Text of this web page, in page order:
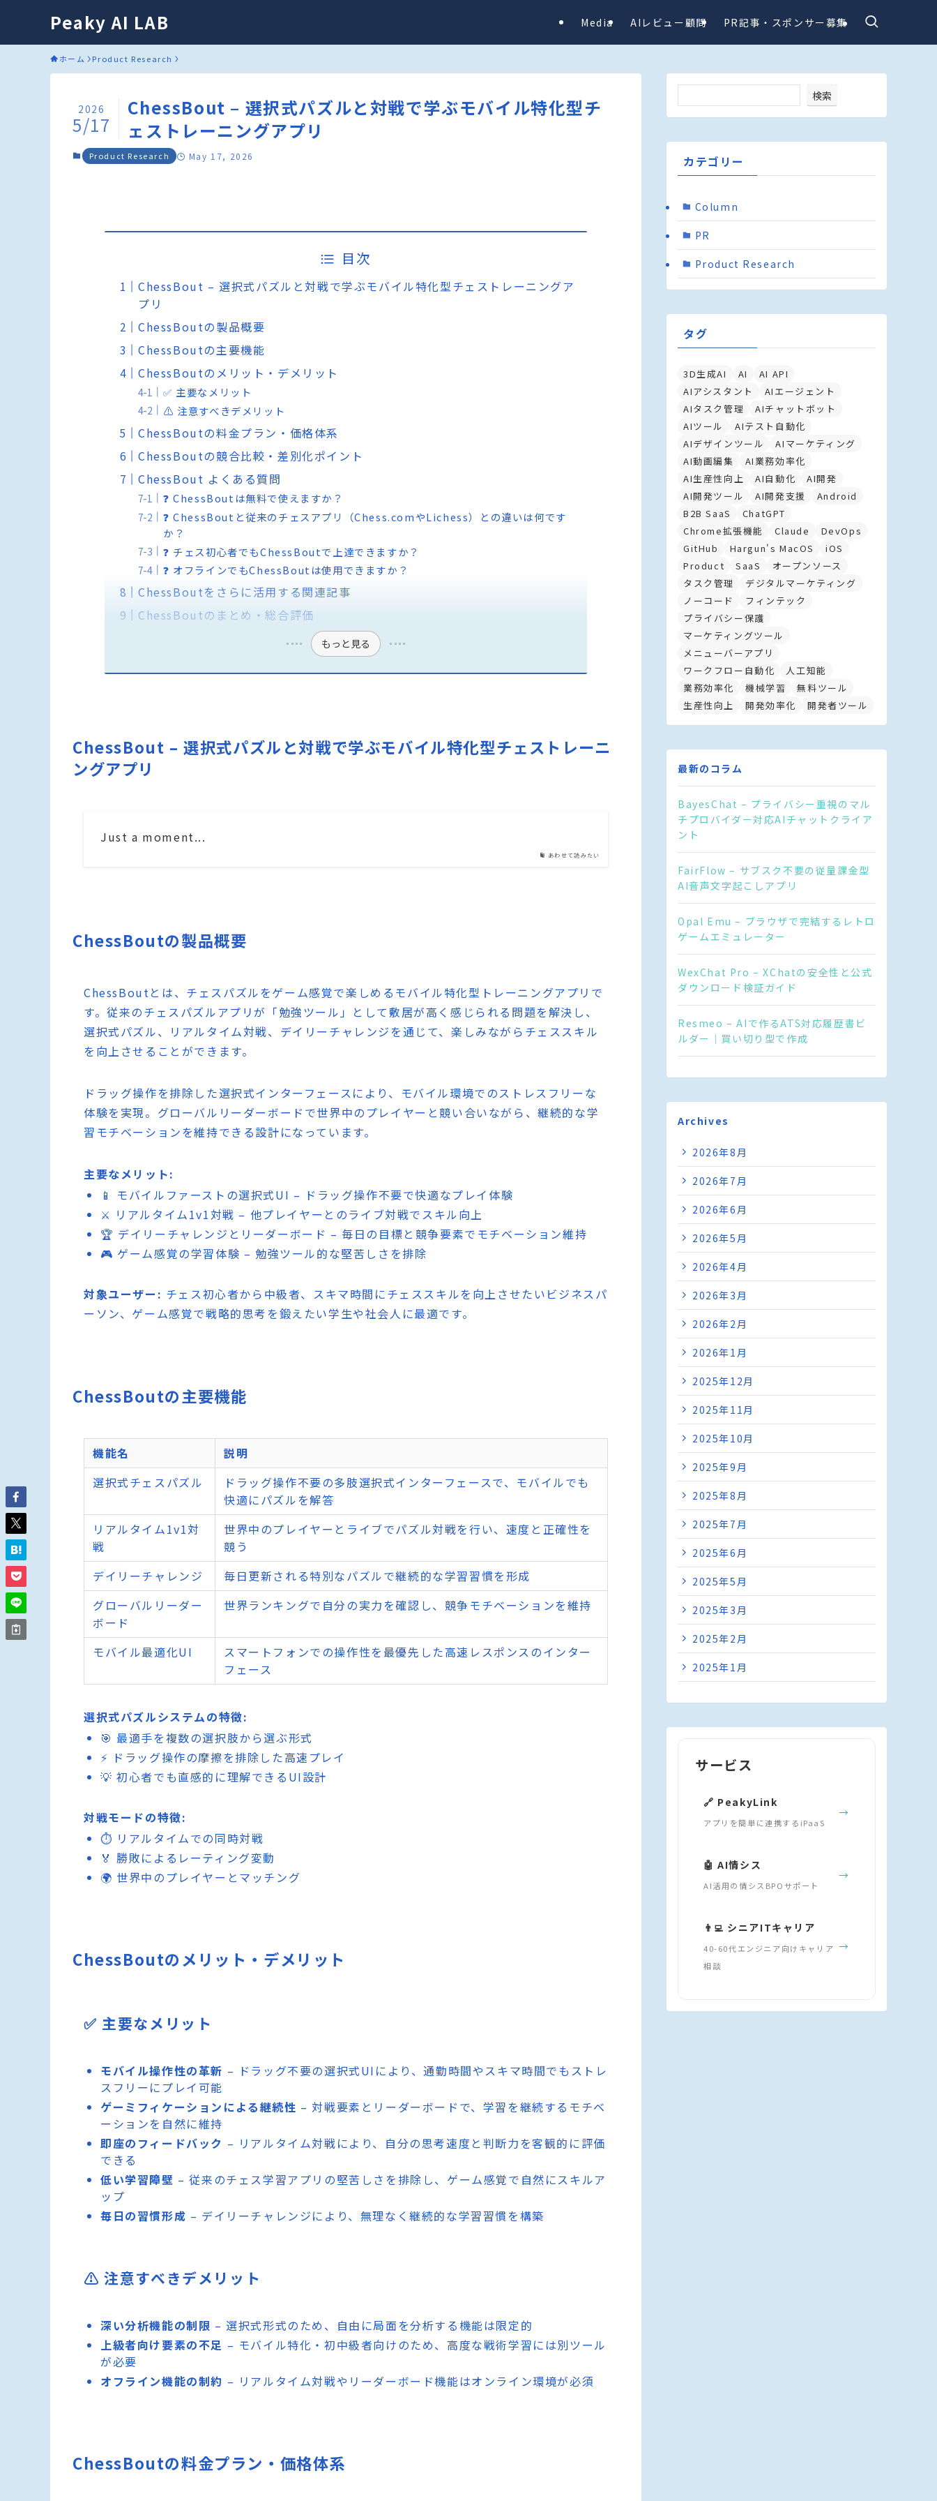
Peaky AI LAB Media AIレビュー顧問 PR記事・スポンサー募集
ホーム Product Research
ChessBout – 選択式パズルと対戦で学ぶモバイル特化型チ
ェストレーニングアプリ
2026
5/17
Product Research May 17, 2026
目次
ChessBout – 選択式パズルと対戦で学ぶモバイル特化型チェストレーニングア
プリ
ChessBoutの製品概要
ChessBoutの主要機能
ChessBoutのメリット・デメリット
✅ 主要なメリット
⚠️ 注意すべきデメリット
ChessBoutの料金プラン・価格体系
ChessBoutの競合比較・差別化ポイント
ChessBout よくある質問
❓ ChessBoutは無料で使えますか？
❓ ChessBoutと従来のチェスアプリ（Chess.comやLichess）との違いは何です
か？
❓ チェス初心者でもChessBoutで上達できますか？
❓ オフラインでもChessBoutは使用できますか？
ChessBoutをさらに活用する関連記事
ChessBoutのまとめ・総合評価
もっと見る
ChessBout – 選択式パズルと対戦で学ぶモバイル特化型チェストレーニ
ングアプリ
あわせて読みたい
Just a moment...
ChessBoutの製品概要
ChessBoutとは、チェスパズルをゲーム感覚で楽しめるモバイル特化型トレーニングアプリで
す。従来のチェスパズルアプリが「勉強ツール」として敷居が高く感じられる問題を解決し、
選択式パズル、リアルタイム対戦、デイリーチャレンジを通じて、楽しみながらチェススキル
を向上させることができます。
ドラッグ操作を排除した選択式インターフェースにより、モバイル環境でのストレスフリーな
体験を実現。グローバルリーダーボードで世界中のプレイヤーと競い合いながら、継続的な学
習モチベーションを維持できる設計になっています。
主要なメリット:
📱 モバイルファーストの選択式UI – ドラッグ操作不要で快適なプレイ体験
⚔️ リアルタイム1v1対戦 – 他プレイヤーとのライブ対戦でスキル向上
🏆 デイリーチャレンジとリーダーボード – 毎日の目標と競争要素でモチベーション維持
🎮 ゲーム感覚の学習体験 – 勉強ツール的な堅苦しさを排除
対象ユーザー: チェス初心者から中級者、スキマ時間にチェススキルを向上させたいビジネスパ
ーソン、ゲーム感覚で戦略的思考を鍛えたい学生や社会人に最適です。
ChessBoutの主要機能
機能名
説明
選択式チェスパズル
ドラッグ操作不要の多肢選択式インターフェースで、モバイルでも
快適にパズルを解答
リアルタイム1v1対
戦
世界中のプレイヤーとライブでパズル対戦を行い、速度と正確性を
競う
デイリーチャレンジ
毎日更新される特別なパズルで継続的な学習習慣を形成
グローバルリーダー
ボード
世界ランキングで自分の実力を確認し、競争モチベーションを維持
モバイル最適化UI
スマートフォンでの操作性を最優先した高速レスポンスのインター
フェース
選択式パズルシステムの特徴:
🎯 最適手を複数の選択肢から選ぶ形式
⚡ ドラッグ操作の摩擦を排除した高速プレイ
💡 初心者でも直感的に理解できるUI設計
対戦モードの特徴:
⏱️ リアルタイムでの同時対戦
🏅 勝敗によるレーティング変動
🌍 世界中のプレイヤーとマッチング
ChessBoutのメリット・デメリット
✅ 主要なメリット
モバイル操作性の革新 – ドラッグ不要の選択式UIにより、通勤時間やスキマ時間でもストレ
スフリーにプレイ可能
ゲーミフィケーションによる継続性 – 対戦要素とリーダーボードで、学習を継続するモチベ
ーションを自然に維持
即座のフィードバック – リアルタイム対戦により、自分の思考速度と判断力を客観的に評価
できる
低い学習障壁 – 従来のチェス学習アプリの堅苦しさを排除し、ゲーム感覚で自然にスキルア
ップ
毎日の習慣形成 – デイリーチャレンジにより、無理なく継続的な学習習慣を構築
⚠️ 注意すべきデメリット
深い分析機能の制限 – 選択式形式のため、自由に局面を分析する機能は限定的
上級者向け要素の不足 – モバイル特化・初中級者向けのため、高度な戦術学習には別ツール
が必要
オフライン機能の制約 – リアルタイム対戦やリーダーボード機能はオンライン環境が必須
ChessBoutの料金プラン・価格体系
検索
カテゴリー
Column
PR
Product Research
タグ
3D生成AI AI
AI API
AIアシスタント
AIエージェント
AIタスク管理
AIチャットボット
AIツール
AIテスト自動化
AIデザインツール
AIマーケティング
AI動画編集
AI業務効率化
AI生産性向上
AI自動化
AI開発
AI開発ツール
AI開発支援
Android
B2B SaaS
ChatGPT
Chrome拡張機能
Claude
DevOps
GitHub
Hargun's MacOS
iOS
Product
SaaS
オープンソース
タスク管理
デジタルマーケティング
ノーコード
フィンテック
プライバシー保護
マーケティングツール
メニューバーアプリ
ワークフロー自動化
人工知能
業務効率化
機械学習
無料ツール
生産性向上
開発効率化 開発者ツール
最新のコラム
BayesChat – プライバシー重視のマル
チプロバイダー対応AIチャットクライア
ント
FairFlow – サブスク不要の従量課金型
AI音声文字起こしアプリ
Opal Emu – ブラウザで完結するレトロ
ゲームエミュレーター
WexChat Pro – XChatの安全性と公式
ダウンロード検証ガイド
Resmeo – AIで作るATS対応履歴書ビ
ルダー｜買い切り型で作成
Archives
2026年8月
2026年7月
2026年6月
2026年5月
2026年4月
2026年3月
2026年2月
2026年1月
2025年12月
2025年11月
2025年10月
2025年9月
2025年8月
2025年7月
2025年6月
2025年5月
2025年3月
2025年2月
2025年1月
サービス
🔗 PeakyLink
アプリを簡単に連携するiPaaS
→
🤖 AI情シス
AI活用の情シスBPOサポート
→
👨‍💻 シニアITキャリア
40-60代エンジニア向けキャリア
相談
→